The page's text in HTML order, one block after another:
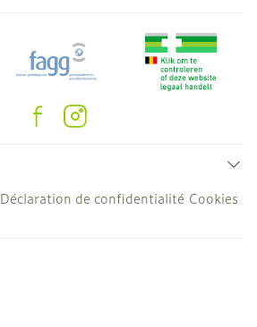
Déclaration de confidentialité Cookies